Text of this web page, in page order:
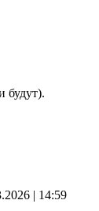
будут).
| 14:59